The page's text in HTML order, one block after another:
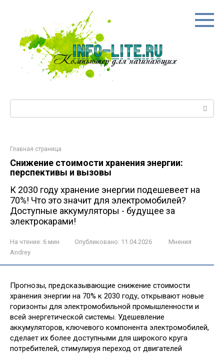
Главная страница
Снижение стоимости хранения энергии:
перспективы и вызовы
К 2030 году хранение энергии подешевеет на
70%! Что это значит для электромобилей?
Доступные аккумуляторы - будущее за
электрокарами!
На чтение: 6 мин Опубликовано: 11.04.2026
Мнения
Andrey
Прогнозы, предсказывающие снижение стоимости
хранения энергии на 70% к 2030 году, открывают новые
горизонты для электромобильной промышленности и
всей энергетической системы. Удешевление
аккумуляторов, ключевого компонента электромобилей,
сделает их более доступными для широкого круга
потребителей, стимулируя переход от двигателей